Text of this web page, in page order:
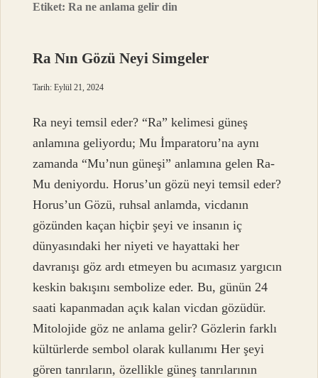
Etiket:Ra ne anlama gelir din
Ra Nın Gözü Neyi Simgeler
Tarih: Eylül 21, 2024
Ra neyi temsil eder? “Ra” kelimesi güneş
anlamına geliyordu; Mu İmparatoru’na aynı
zamanda “Mu’nun güneşi” anlamına gelen Ra-
Mu deniyordu. Horus’un gözü neyi temsil eder?
Horus’un Gözü, ruhsal anlamda, vicdanın
gözünden kaçan hiçbir şeyi ve insanın iç
dünyasındaki her niyeti ve hayattaki her
davranışı göz ardı etmeyen bu acımasız yargıcın
keskin bakışını sembolize eder. Bu, günün 24
saati kapanmadan açık kalan vicdan gözüdür.
Mitolojide göz ne anlama gelir? Gözlerin farklı
kültürlerde sembol olarak kullanımı Her şeyi
gören tanrıların, özellikle güneş tanrılarının